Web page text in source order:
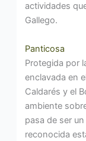
actividades
Gallego.
Panticosa
Protegida por
enclavada en
Caldarés y el
ambiente
pasa de ser
reconocida